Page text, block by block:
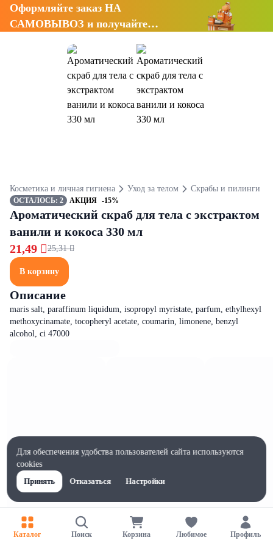
Оформляйте заказ НА
САМОВЫВОЗ и получайте
Косметика и личная гигиена Уход за телом Скрабы и пилинги
ОСТАЛОСЬ: 2 АКЦИЯ -15%
Ароматический скраб для тела с экстрактом
ванили и кокоса 330 мл
21,49 25,31 
В корзину
Описание
maris salt, paraffinum liquidum, isopropyl myristate, parfum, ethylhexyl
methoxycinamate, tocopheryl acetate, coumarin, limonene, benzyl
alcohol, ci 47000
Характеристики
Каталог Поиск Корзина Любимое Профиль
Для обеспечения удобства пользователей сайта используются
cookies
Принять
Отказаться Настройки